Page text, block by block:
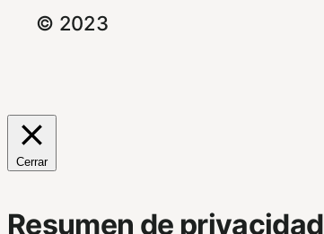
© 2023
Cerrar
Resumen de privacidad